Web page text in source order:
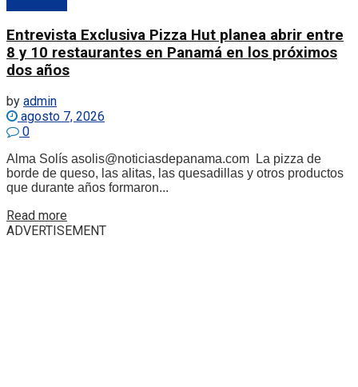
Entrevista Exclusiva Pizza Hut planea abrir entre
8 y 10 restaurantes en Panamá en los próximos
dos años
by admin
agosto 7, 2026
0
Alma Solís asolis@noticiasdepanama.com La pizza de
borde de queso, las alitas, las quesadillas y otros productos
que durante años formaron...
Read more
ADVERTISEMENT